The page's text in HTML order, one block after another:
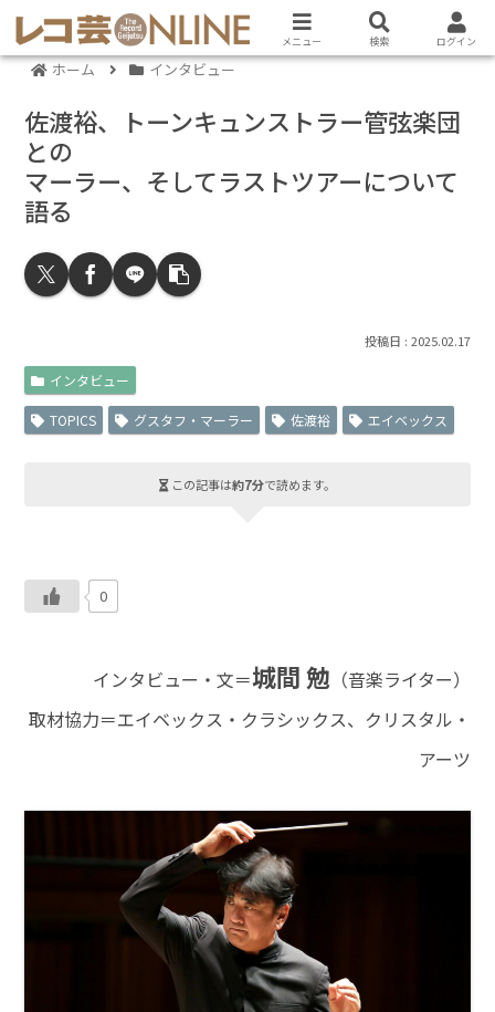
ホーム インタビュー
佐渡裕、トーンキュンストラー管弦楽団
との
マーラー、そしてラストツアーについて
語る
2025.02.17
インタビュー
TOPICS グスタフ・マーラー 佐渡裕 エイベックス
この記事は約7分で読めます。
0
インタビュー・文＝城間 勉 （音楽ライター）
取材協力＝エイベックス・クラシックス、クリスタル・
アーツ
メニュー 検索 ログイン